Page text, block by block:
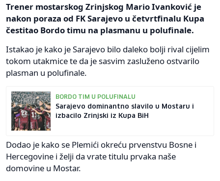
Trener mostarskog Zrinjskog Mario Ivanković je
nakon poraza od FK Sarajevo u četvrtfinalu Kupa
čestitao Bordo timu na plasmanu u polufinale.
Istakao je kako je Sarajevo bilo daleko bolji rival cijelim
tokom utakmice te da je sasvim zasluženo ostvarilo
plasman u polufinale.
BORDO TIM U POLUFINALU
Sarajevo dominantno slavilo u Mostaru i
izbacilo Zrinjski iz Kupa BiH
Dodao je kako se Plemići okreću prvenstvu Bosne i
Hercegovine i želji da vrate titulu prvaka naše
domovine u Mostar.